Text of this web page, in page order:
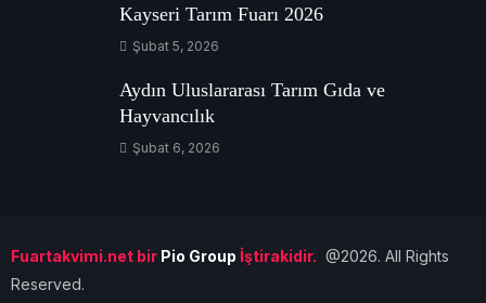
Kayseri Tarım Fuarı 2026
Şubat 5, 2026
Aydın Uluslararası Tarım Gıda ve
Hayvancılık
Şubat 6, 2026
Fuartakvimi.net bir Pio Group İştirakidir. @2026. All Rights
Reserved.